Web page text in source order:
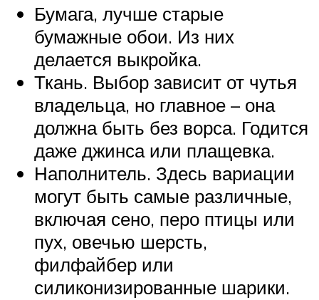
Бумага, лучше старые
бумажные обои. Из них
делается выкройка.
Ткань. Выбор зависит от чутья
владельца, но главное – она
должна быть без ворса. Годится
даже джинса или плащевка.
Наполнитель. Здесь вариации
могут быть самые различные,
включая сено, перо птицы или
пух, овечью шерсть,
филфайбер или
силиконизированные шарики.